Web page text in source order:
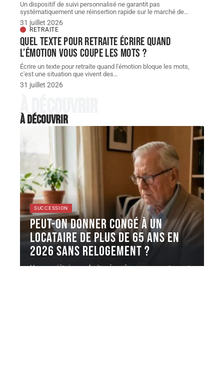
Un dispositif de suivi personnalisé ne garantit pas
systématiquement une réinsertion rapide sur le marché de…
31 juillet 2026
RETRAITE
Quel texte pour retraite écrire quand
l’émotion vous coupe les mots ?
Écrire un texte pour retraite quand l'émotion bloque les mots,
c'est une situation que vivent des…
31 juillet 2026
À découvrir
À découvrir
SUCCESSION
Peut-on donner congé à un
locataire de plus de 65 ans en
2026 sans relogement ?
Un propriétaire souhaite récupérer son appartement